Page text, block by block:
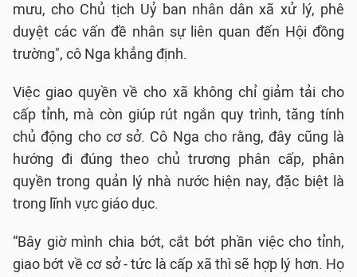
mưu, cho Chủ tịch Uỷ ban nhân dân xã xử lý, phê
duyệt các vấn đề nhân sự liên quan đến Hội đồng
trường", cô Nga khẳng định.
Việc giao quyền về cho xã không chỉ giảm tải cho
cấp tỉnh, mà còn giúp rút ngắn quy trình, tăng tính
chủ động cho cơ sở. Cô Nga cho rằng, đây cũng là
hướng đi đúng theo chủ trương phân cấp, phân
quyền trong quản lý nhà nước hiện nay, đặc biệt là
trong lĩnh vực giáo dục.
“Bây giờ mình chia bớt, cắt bớt phần việc cho tỉnh,
giao bớt về cơ sở - tức là cấp xã thì sẽ hợp lý hơn. Họ